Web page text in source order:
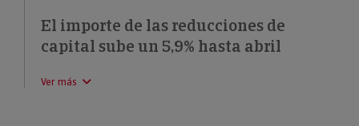
El importe de las reducciones de
capital sube un 5,9% hasta abril
Ver más